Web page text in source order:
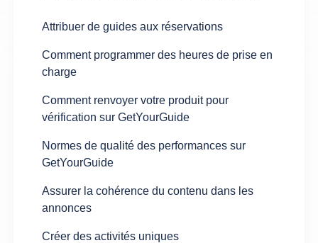
Attribuer de guides aux réservations
Comment programmer des heures de prise en
charge
Comment renvoyer votre produit pour
vérification sur GetYourGuide
Normes de qualité des performances sur
GetYourGuide
Assurer la cohérence du contenu dans les
annonces
Créer des activités uniques